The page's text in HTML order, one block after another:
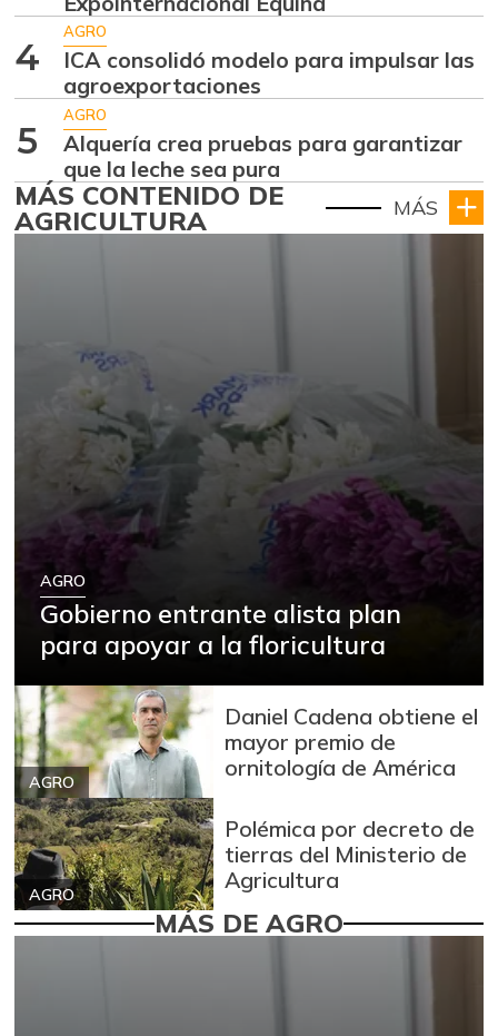
4
AGRO
ICA consolidó modelo para impulsar las
agroexportaciones
5
AGRO
Alquería crea pruebas para garantizar
que la leche sea pura
MÁS CONTENIDO DE
AGRICULTURA MÁS
AGRO
Gobierno entrante alista plan
para apoyar a la floricultura
AGRO
Daniel Cadena obtiene el
mayor premio de
ornitología de América
AGRO
Polémica por decreto de
tierras del Ministerio de
Agricultura
MÁS DE AGRO